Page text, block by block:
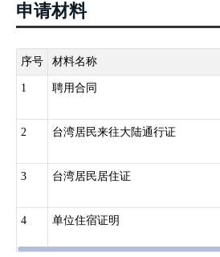
申请材料
序号 材料名称
1 聘用合同
2 台湾居民来往大陆通行证
3 台湾居民居住证
4 单位住宿证明